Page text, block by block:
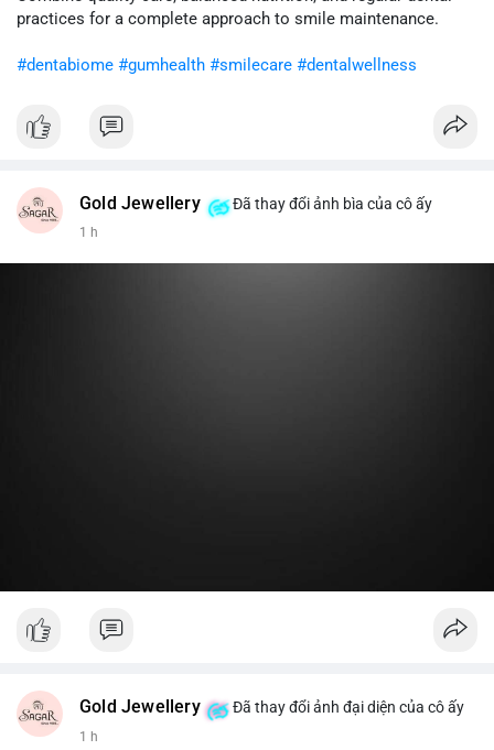
cân nhắc giảm tỷ trọng đòn bẩy và chờ xu hướng rõ ràng trước
practices for a complete approach to smile maintenance.
#dentabiome #gumhealth #smilecare #dentalwellness
Gold Jewellery Đã thay đổi ảnh bìa của cô ấy
1 h
Gold Jewellery Đã thay đổi ảnh đại diện của cô ấy
1 h